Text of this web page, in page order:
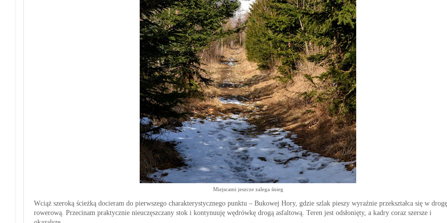
Miejscami jeszcze zalega śnieg
Wciąż szeroką ścieżką docieram do pierwszego charakterystycznego punktu – Bukowej Hory, gdzie szlak pieszy wyraźnie przekształca się w drogę
rowerową. Przecinam praktycznie nieuczęszczany stok i kontynuuję wędrówkę drogą asfaltową. Teren jest odsłonięty, a kadry coraz szersze i